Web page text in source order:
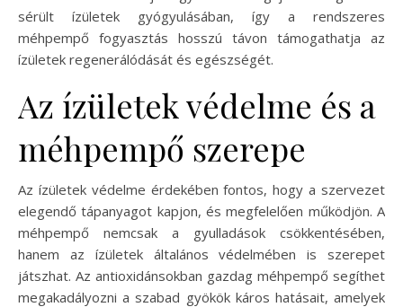
sérült ízületek gyógyulásában, így a rendszeres
méhpempő fogyasztás hosszú távon támogathatja az
ízületek regenerálódását és egészségét.
Az ízületek védelme és a
méhpempő szerepe
Az ízületek védelme érdekében fontos, hogy a szervezet
elegendő tápanyagot kapjon, és megfelelően működjön. A
méhpempő nemcsak a gyulladások csökkentésében,
hanem az ízületek általános védelmében is szerepet
játszhat. Az antioxidánsokban gazdag méhpempő segíthet
megakadályozni a szabad gyökök káros hatásait, amelyek